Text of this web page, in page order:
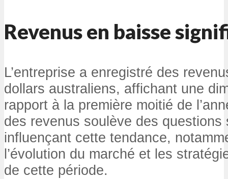
Revenus en baisse
L’entreprise a enregistré des
dollars australiens, affichant une
rapport à la première moitié de
des revenus soulève des questions
influençant cette tendance,
l’évolution du marché et les
de cette période.